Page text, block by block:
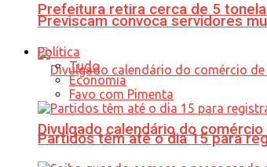
Prefeitura retira cerca de 5
Divulgado calendário do
Previscam convoca servidores
Política
Tudo
Economia
Favo com Pimenta
Partidos têm até o dia 15 para